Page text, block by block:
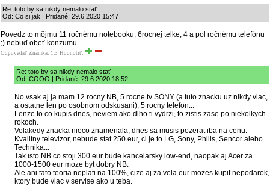
Re: toto by sa nikdy nemalo stať
Od: Co si jak | Pridané: 29.6.2020 15:47
Povedz to môjmu 11 ročnému notebooku, 6rocnej telke, 4 a pol ročnému telefónu
;) nebuď obeť konzumu ...
Odpovedať Známka: 1.3 Hodnotiť:
Re: toto by sa nikdy nemalo stať
Od: COOO | Pridané: 29.6.2020 18:52
No vsak aj ja mam 12 rocny NB, 5 rocne tv SONY (a tuto znacku uz nikdy viac,
a ostatne len po osobnom odskusani), 5 rocny telefon...
Lenze to co kupis dnes, neviem ako dlho ti vydrzi, to zistis zase po niekolkych
rokoch.
Volakedy znacka nieco znamenala, dnes sa musis pozerat iba na cenu.
Kvalitny televizor, nebude stat 250 eur, ci je to LG, Sony, Philis, Sencor alebo
Technika...
Tak isto NB co stoji 300 eur bude kancelarsky low-end, naopak aj Acer za
1000-1500 eur moze byt dobry NB.
Ale ani tato teoria neplati na 100%, cize aj za vela eur mozes kupit nepodarok,
ktory bude viac v servise ako u teba.